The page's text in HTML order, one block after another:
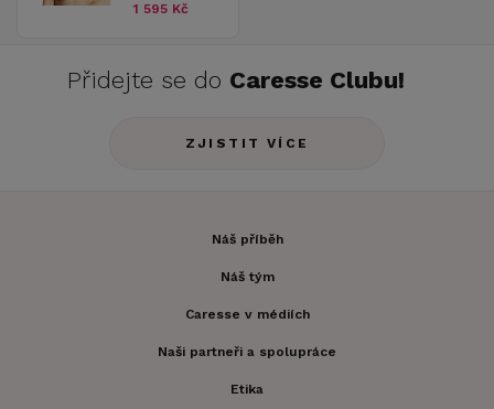
1 595 Kč
Přidejte se do Caresse Clubu!
ZJISTIT VÍCE
Náš příběh
Náš tým
Caresse v médiích
Naši partneři a spolupráce
Etika